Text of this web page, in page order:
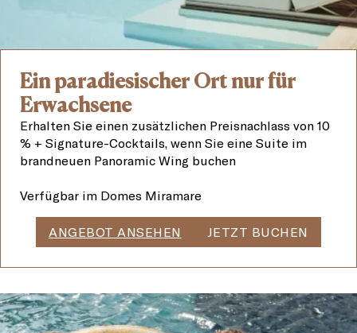
Ein paradiesischer Ort nur für
Erwachsene
Erhalten Sie einen zusätzlichen Preisnachlass von 10
% + Signature-Cocktails, wenn Sie eine Suite im
brandneuen Panoramic Wing buchen
Verfügbar im Domes Miramare
ANGEBOT ANSEHEN JETZT BUCHEN